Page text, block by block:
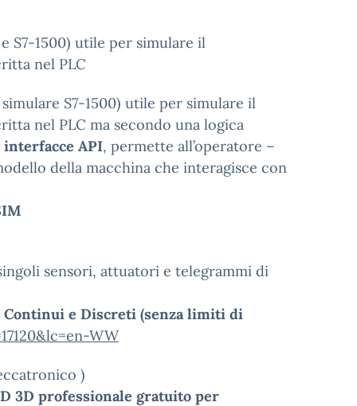
S7-1500) utile per simulare il
nel PLC
S7-1500) utile per simulare il
nel PLC ma secondo una logica
API, permette all’operatore –
della macchina che interagisce con
sensori, attuatori e telegrammi di
Continui e Discreti (senza limiti di
WW
)
3D professionale gratuito per